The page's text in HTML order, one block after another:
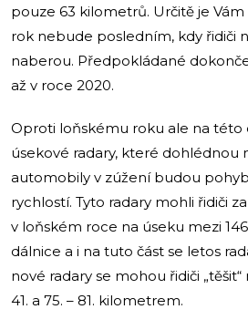
pouze 63 kilometrů. Určitě je
rok nebude posledním, kdy řidiči
naberou. Předpokládané
až v roce 2020.
Oproti loňskému roku ale na této
úsekové radary, které dohlédnou
automobily v zúžení budou
rychlostí. Tyto radary mohli řidiči
v loňském roce na úseku mezi
dálnice a i na tuto část se letos
nové radary se mohou řidiči
41. a 75. – 81. kilometrem.